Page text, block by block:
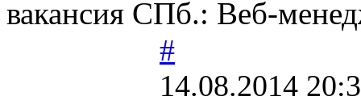
вакансия СПб.: Веб-
#
14.08.2014